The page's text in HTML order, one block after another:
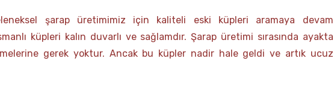
şarap üretimimiz için kaliteli eski küpleri aramaya devam
küpleri kalın duvarlı ve sağlamdır. Şarap üretimi sırasında ayakta
gerek yoktur. Ancak bu küpler nadir hale geldi ve artık ucuz